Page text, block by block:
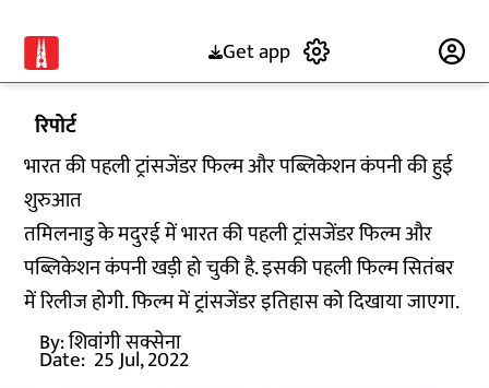
Get app
रिपोर्ट
भारत की पहली ट्रांसजेंडर फिल्म और पब्लिकेशन कंपनी की हुई
शुरुआत
तमिलनाडु के मदुरई में भारत की पहली ट्रांसजेंडर फिल्म और
पब्लिकेशन कंपनी खड़ी हो चुकी है. इसकी पहली फिल्म सितंबर
में रिलीज होगी. फिल्म में ट्रांसजेंडर इतिहास को दिखाया जाएगा.
By:शिवांगी सक्सेना
Date: 25 Jul, 2022